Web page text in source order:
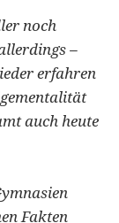
noch
–
erfahren
auch heute
Fakten